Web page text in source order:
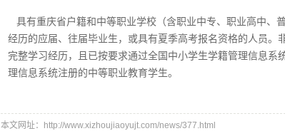
具有重庆省户籍和中等职业学校（含职业中专、职业高中、
经历的应届、往届毕业生，或具有夏季高考报名资格的人员。
完整学习经历，且已按要求通过全国中小学生学籍管理信息系
理信息系统注册的中等职业教育学生。
本文网址：http://www.xizhoujiaoyujt.com/news/377.html